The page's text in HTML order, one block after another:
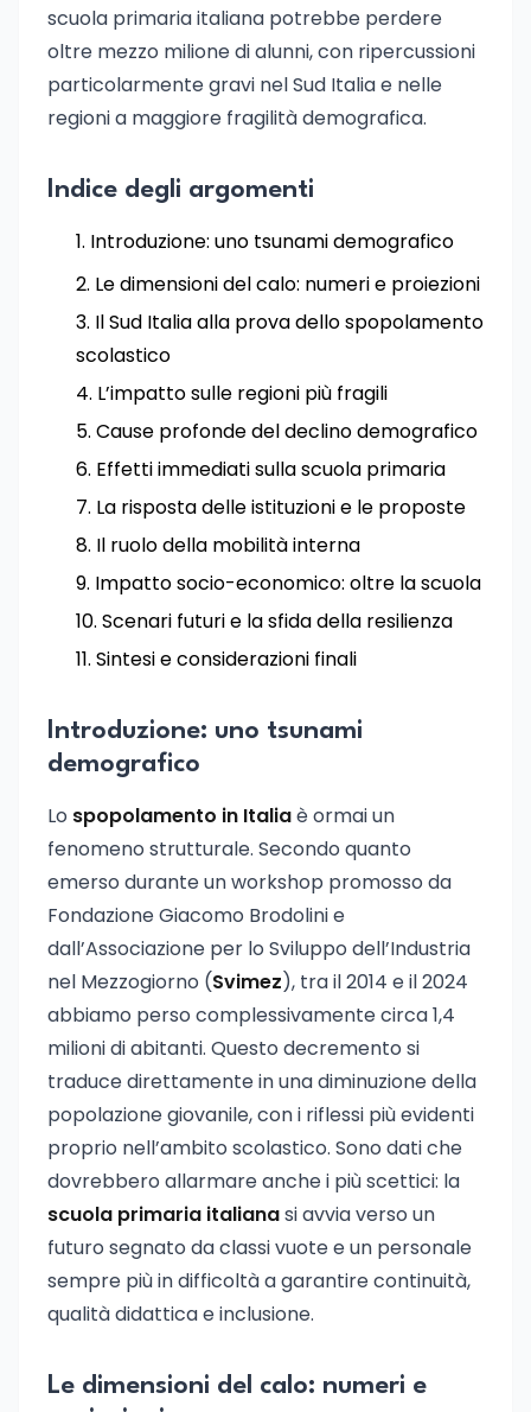
scuola primaria italiana potrebbe perdere
oltre mezzo milione di alunni, con ripercussioni
particolarmente gravi nel Sud Italia e nelle
regioni a maggiore fragilità demografica.
Indice degli argomenti
Introduzione: uno tsunami demografico
Le dimensioni del calo: numeri e proiezioni
Il Sud Italia alla prova dello spopolamento
scolastico
L’impatto sulle regioni più fragili
Cause profonde del declino demografico
Effetti immediati sulla scuola primaria
La risposta delle istituzioni e le proposte
Il ruolo della mobilità interna
Impatto socio-economico: oltre la scuola
Scenari futuri e la sfida della resilienza
Sintesi e considerazioni finali
Introduzione: uno tsunami
demografico
Lo spopolamento in Italiaè ormai un
fenomeno strutturale. Secondo quanto
emerso durante un workshop promosso da
Fondazione Giacomo Brodolini e
dall’Associazione per lo Sviluppo dell’Industria
nel Mezzogiorno (Svimez), tra il 2014 e il 2024
abbiamo perso complessivamente circa 1,4
milioni di abitanti. Questo decremento si
traduce direttamente in una diminuzione della
popolazione giovanile, con i riflessi più evidenti
proprio nell’ambito scolastico. Sono dati che
dovrebbero allarmare anche i più scettici: la
scuola primaria italianasi avvia verso un
futuro segnato da classi vuote e un personale
sempre più in difficoltà a garantire continuità,
qualità didattica e inclusione.
Le dimensioni del calo: numeri e